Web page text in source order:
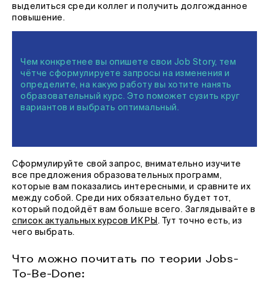
выделиться среди коллег и получить долгожданное
повышение.
Чем конкретнее вы опишете свои Job Story, тем
чётче сформулируете запросы на изменения и
определите, на какую работу вы хотите нанять
образовательный курс. Это поможет сузить круг
вариантов и выбрать оптимальный.
Сформулируйте свой запрос, внимательно изучите
все предложения образовательных программ,
которые вам показались интересными, и сравните их
между собой. Среди них обязательно будет тот,
который подойдёт вам больше всего. Заглядывайте в
список актуальных курсов ИКРЫ . Тут точно есть, из
чего выбрать.
Что можно почитать по теории Jobs-
To-Be-Done: